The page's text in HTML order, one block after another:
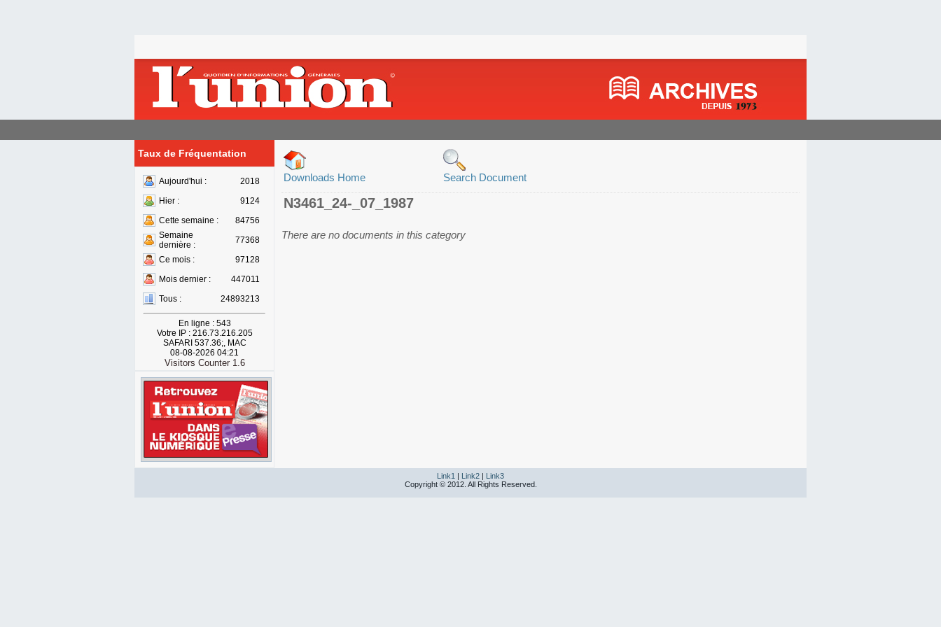
Taux de Fréquentation
Aujourd'hui :
2018
Hier :
9124
Cette semaine :
84756
Semaine
dernière :
77368
Ce mois :
97128
Mois dernier :
447011
Tous :
24893213
En ligne : 543
Votre IP : 216.73.216.205
SAFARI 537.36;, MAC
08-08-2026 04:21
Visitors Counter 1.6
Downloads Home Search Document
N3461_24-_07_1987
There are no documents in this category
Link1 | Link2 | Link3
Copyright © 2012. All Rights Reserved.